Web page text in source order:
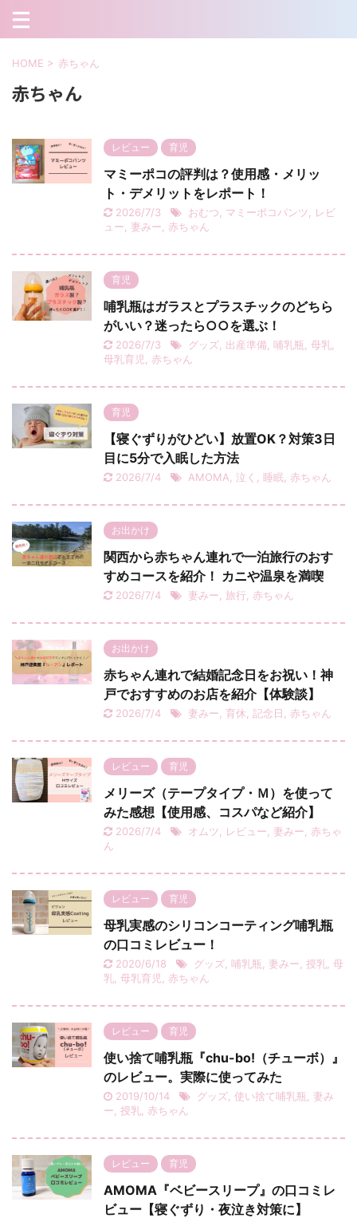
HOME > 赤ちゃん
赤ちゃん
レビュー 育児
マミーポコの評判は？使用感・メリッ
ト・デメリットをレポート！
2026/7/3 おむつ マミーポコパンツ
レビ
ュー 妻みー 赤ちゃん
育児
哺乳瓶はガラスとプラスチックのどちら
がいい？迷ったら○○を選ぶ！
2026/7/3 グッズ 出産準備 哺乳瓶 母乳
母乳育児
赤ちゃん
育児
【寝ぐずりがひどい】放置OK？対策3日
目に5分で入眠した方法
2026/7/4 AMOMA 泣く 睡眠 赤ちゃん
お出かけ
関西から赤ちゃん連れで一泊旅行のおす
すめコースを紹介！ カニや温泉を満喫
2026/7/4 妻みー 旅行 赤ちゃん
お出かけ
赤ちゃん連れで結婚記念日をお祝い！神
戸でおすすめのお店を紹介【体験談】
2026/7/4 妻みー 育休 記念日 赤ちゃん
レビュー 育児
メリーズ（テープタイプ・Ｍ）を使って
みた感想【使用感、コスパなど紹介】
2026/7/4 オムツ レビュー 妻みー 赤ちゃ
ん
レビュー 育児
母乳実感のシリコンコーティング哺乳瓶
の口コミレビュー！
2020/6/18 グッズ 哺乳瓶 妻みー 授乳 母
乳 母乳育児 赤ちゃん
レビュー 育児
使い捨て哺乳瓶『chu-bo!（チューボ）』
のレビュー。実際に使ってみた
2019/10/14 グッズ 使い捨て哺乳瓶 妻み
ー 授乳 赤ちゃん
レビュー 育児
AMOMA『ベビースリープ』の口コミレ
ビュー【寝ぐずり・夜泣き対策に】